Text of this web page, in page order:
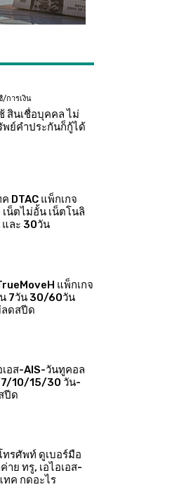
/การเงิน
สินเชื่อบุคคล ไม่
ย์คำประกันก็กู้ได้
DTAC แพ็กเกจ
น็ตไม่อั้น เน็ตโนลิ
และ 30วัน
แพ็กเกจ
7วัน 30/60วัน
ลดสปีด
เอส-AIS-วันทูคอล
10/15/30 วัน-
ปีด
ทรศัพท์ ดูเบอร์มือ
าย ทรู, เอไอเอส-
ค กดอะไร